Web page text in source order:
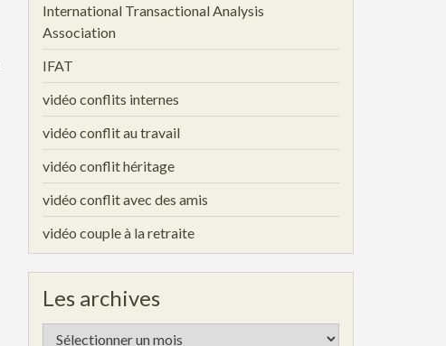
International Transactional Analysis
Association
IFAT
vidéo conflits internes
vidéo conflit au travail
vidéo conflit héritage
vidéo conflit avec des amis
vidéo couple à la retraite
Les archives
Les